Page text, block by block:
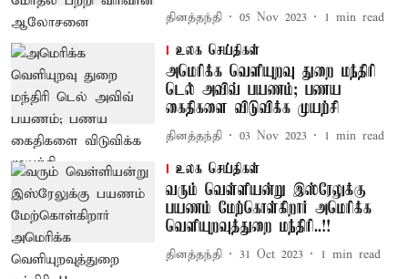
தினத்தந்தி 05 Nov 2023 1 min read
உலக செய்திகள்
அமெரிக்க வெளியுறவு துறை மந்திரி
டெல் அவிவ் பயணம்; பணய
கைதிகளை விடுவிக்க முயற்சி
தினத்தந்தி 03 Nov 2023 1 min read
உலக செய்திகள்
வரும் வெள்ளியன்று இஸ்ரேலுக்கு
பயணம் மேற்கொள்கிறார் அமெரிக்க
வெளியுறவுத்துறை மந்திரி..!!
தினத்தந்தி 31 Oct 2023 1 min read